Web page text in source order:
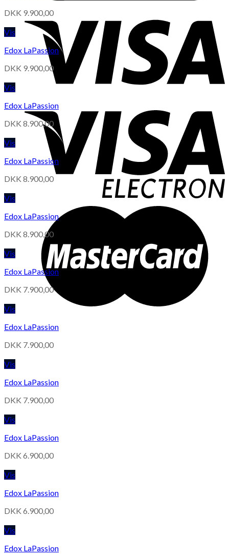
DKK 9.900,00
Vis
Edox LaPassion
DKK 9.900,00
Vis
Edox LaPassion
DKK 8.900,00
Vis
Edox LaPassion
DKK 8.900,00
Vis
Edox LaPassion
DKK 8.900,00
Vis
Edox LaPassion
DKK 7.900,00
Vis
Edox LaPassion
DKK 7.900,00
Vis
Edox LaPassion
DKK 7.900,00
Vis
Edox LaPassion
DKK 6.900,00
Vis
Edox LaPassion
DKK 6.900,00
Vis
Edox LaPassion